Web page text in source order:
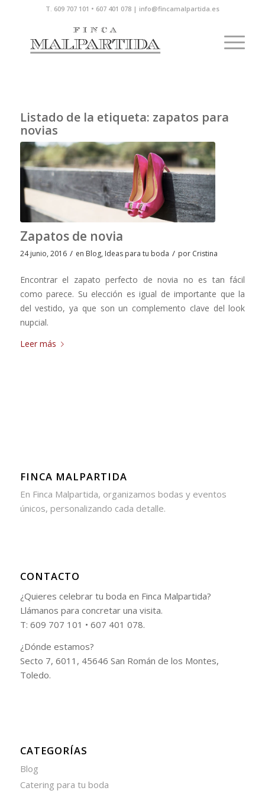
T. 609 707 101 • 607 401 078 | info@fincamalpartida.es
Listado de la etiqueta: zapatos para
novias
Zapatos de novia
24 junio, 2016 / en Blog, Ideas para tu boda / por Cristina
Encontrar el zapato perfecto de novia no es tan fácil
como parece. Su elección es igual de importante que la
del vestido, ya que son un complemento clave del look
nupcial.
Leer más
FINCA MALPARTIDA
En Finca Malpartida, organizamos bodas y eventos
únicos, personalizando cada detalle.
CONTACTO
¿Quieres celebrar tu boda en Finca Malpartida?
Llámanos para concretar una visita.
T: 609 707 101 • 607 401 078.
¿Dónde estamos?
Secto 7, 6011, 45646 San Román de los Montes,
Toledo.
CATEGORÍAS
Blog
Catering para tu boda